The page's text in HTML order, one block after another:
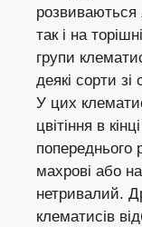
розвиваються
так і на
групи
деякі сорти
У цих
цвітіння в
попереднього
махрові або
нетривалий.
клематисів